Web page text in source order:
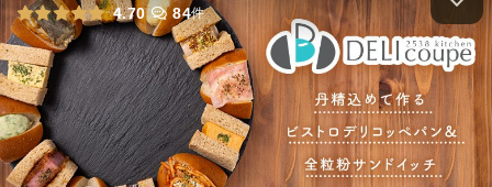
創作和フレンチ小分け・折箱のプレミアムプ
ラン
オードブル
3,800 円
創作和フレンチ小分け・折箱ラグジュアリー
プラン
オードブル
4,800円/人
4.70
84件